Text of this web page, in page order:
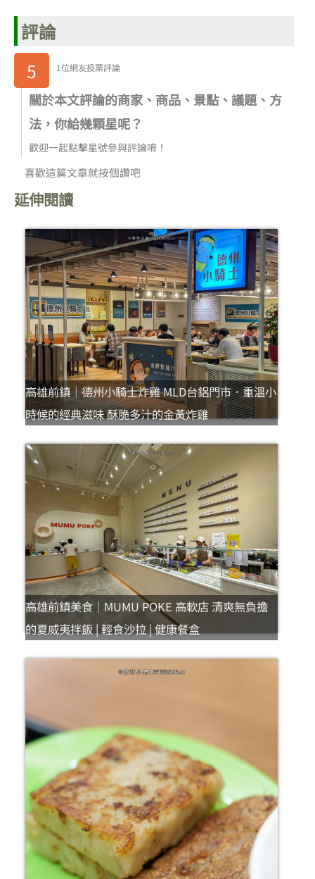
評論
5
1位網友投票評論
關於本文評論的商家、商品、景點、議題、方
法，你給幾顆星呢？
歡迎一起點擊星號參與評論唷！
喜歡這篇文章就按個讚吧
延伸閱讀
高雄前鎮｜德州小騎士炸雞 MLD台鋁門市．重溫小
時候的經典滋味 酥脆多汁的金黃炸雞
高雄前鎮美食｜MUMU POKE 高軟店 清爽無負擔
的夏威夷拌飯 | 輕食沙拉 | 健康餐盒